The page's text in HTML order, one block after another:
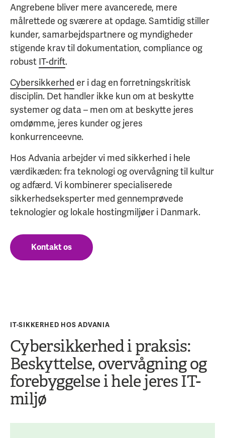
Angrebene bliver mere avancerede, mere
målrettede og sværere at opdage. Samtidig stiller
kunder, samarbejdspartnere og myndigheder
stigende krav til dokumentation, compliance og
robust IT-drift.
Cybersikkerhed er i dag en forretningskritisk
disciplin. Det handler ikke kun om at beskytte
systemer og data – men om at beskytte jeres
omdømme, jeres kunder og jeres
konkurrenceevne.
Hos Advania arbejder vi med sikkerhed i hele
værdikæden: fra teknologi og overvågning til kultur
og adfærd. Vi kombinerer specialiserede
sikkerhedseksperter med gennemprøvede
teknologier og lokale hostingmiljøer i Danmark.
Kontakt os
IT-SIKKERHED HOS ADVANIA
Cybersikkerhed i praksis:
Beskyttelse, overvågning og
forebyggelse i hele jeres IT-
miljø